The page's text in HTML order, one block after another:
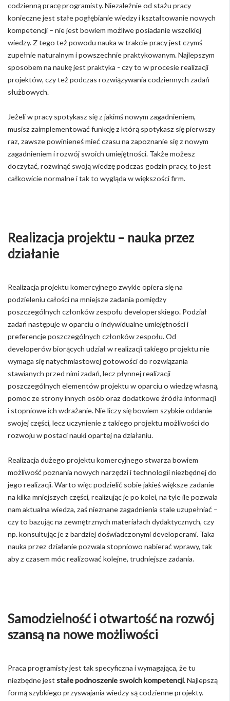
codzienną pracę programisty. Niezależnie od stażu pracy
konieczne jest stałe pogłębianie wiedzy i kształtowanie nowych
kompetencji – nie jest bowiem możliwe posiadanie wszelkiej
wiedzy. Z tego też powodu nauka w trakcie pracy jest czymś
zupełnie naturalnym i powszechnie praktykowanym. Najlepszym
sposobem na naukę jest praktyka - czy to w procesie realizacji
projektów, czy też podczas rozwiązywania codziennych zadań
służbowych.
Jeżeli w pracy spotykasz się z jakimś nowym zagadnieniem,
musisz zaimplementować funkcję z którą spotykasz się pierwszy
raz, zawsze powinieneś mieć czasu na zapoznanie się z nowym
zagadnieniem i rozwój swoich umiejętności. Także możesz
doczytać, rozwinąć swoją wiedzę podczas godzin pracy, to jest
całkowicie normalne i tak to wygląda w większości firm.
Realizacja projektu – nauka przez
działanie
Realizacja projektu komercyjnego zwykle opiera się na
podzieleniu całości na mniejsze zadania pomiędzy
poszczególnych członków zespołu developerskiego. Podział
zadań następuje w oparciu o indywidualne umiejętności i
preferencje poszczególnych członków zespołu. Od
developerów biorących udział w realizacji takiego projektu nie
wymaga się natychmiastowej gotowości do rozwiązania
stawianych przed nimi zadań, lecz płynnej realizacji
poszczególnych elementów projektu w oparciu o wiedzę własną,
pomoc ze strony innych osób oraz dodatkowe źródła informacji
i stopniowe ich wdrażanie. Nie liczy się bowiem szybkie oddanie
swojej części, lecz uczynienie z takiego projektu możliwości do
rozwoju w postaci nauki opartej na działaniu.
Realizacja dużego projektu komercyjnego stwarza bowiem
możliwość poznania nowych narzędzi i technologii niezbędnej do
jego realizacji. Warto więc podzielić sobie jakieś większe zadanie
na kilka mniejszych części, realizując je po kolei, na tyle ile pozwala
nam aktualna wiedza, zaś nieznane zagadnienia stale uzupełniać –
czy to bazując na zewnętrznych materiałach dydaktycznych, czy
np. konsultując je z bardziej doświadczonymi developerami. Taka
nauka przez działanie pozwala stopniowo nabierać wprawy, tak
aby z czasem móc realizować kolejne, trudniejsze zadania.
Samodzielność i otwartość na rozwój
szansą na nowe możliwości
Praca programisty jest tak specyficzna i wymagająca, że tu
niezbędne jest stałe podnoszenie swoich kompetencji. Najlepszą
formą szybkiego przyswajania wiedzy są codzienne projekty.